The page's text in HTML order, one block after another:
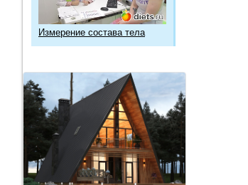
Измерение состава тела